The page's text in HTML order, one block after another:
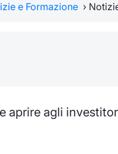
e Formazione ›
aprire agli